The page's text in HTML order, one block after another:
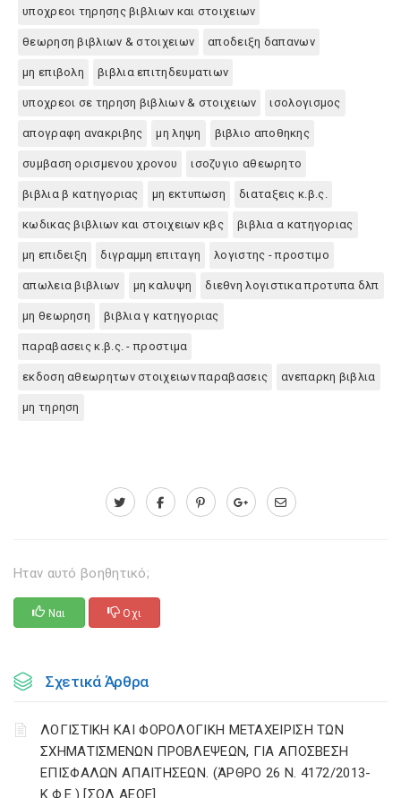
υποχρεοι τηρησης βιβλιων και στοιχειων
θεωρηση βιβλιων & στοιχειων αποδειξη δαπανων
μη επιβολη βιβλια επιτηδευματιων
υποχρεοι σε τηρηση βιβλιων & στοιχειων ισολογισμος
απογραφη ανακριβης μη ληψη βιβλιο αποθηκης
συμβαση ορισμενου χρονου ισοζυγιο αθεωρητο
βιβλια β κατηγοριας μη εκτυπωση διαταξεις κ.β.ς.
κωδικας βιβλιων και στοιχειων κβς βιβλια α κατηγοριας
μη επιδειξη διγραμμη επιταγη λογιστης - προστιμο
απωλεια βιβλιων μη καλυψη διεθνη λογιστικα προτυπα δλπ
μη θεωρηση βιβλια γ κατηγοριας
παραβασεις κ.β.ς. - προστιμα
εκδοση αθεωρητων στοιχειων παραβασεις ανεπαρκη βιβλια
μη τηρηση
Ηταν αυτό βοηθητικό;
Ναι Οχι
Σχετικά Άρθρα
ΛΟΓΙΣΤΙΚΗ ΚΑΙ ΦΟΡΟΛΟΓΙΚΗ ΜΕΤΑΧΕΙΡΙΣΗ ΤΩΝ
ΣΧΗΜΑΤΙΣΜΕΝΩΝ ΠΡΟΒΛΕΨΕΩΝ, ΓΙΑ ΑΠΟΣΒΕΣΗ
ΕΠΙΣΦΑΛΩΝ ΑΠΑΙΤΗΣΕΩΝ. (ΆΡΘΡΟ 26 Ν. 4172/2013-
Κ.Φ.Ε.) [ΣΟΛ ΑΕΟΕ]